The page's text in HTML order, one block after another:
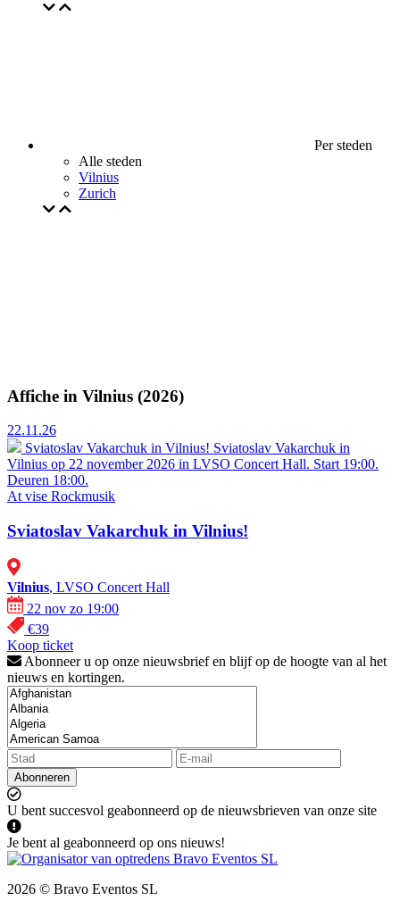
Per steden
Alle steden
Vilnius
Zurich
Affiche in Vilnius (2026)
22.11.26
Sviatoslav Vakarchuk in Vilnius! Sviatoslav Vakarchuk in
Vilnius op 22 november 2026 in LVSO Concert Hall. Start 19:00.
Deuren 18:00.
At vise Rockmusik
Sviatoslav Vakarchuk in Vilnius!
Vilnius, LVSO Concert Hall
22 nov zo 19:00
€39
Koop ticket
Abonneer u op onze nieuwsbrief en blijf op de hoogte van al het
nieuws en kortingen.
Abonneren
U bent succesvol geabonneerd op de nieuwsbrieven van onze site
Je bent al geabonneerd op ons nieuws!
2026 © Bravo Eventos SL